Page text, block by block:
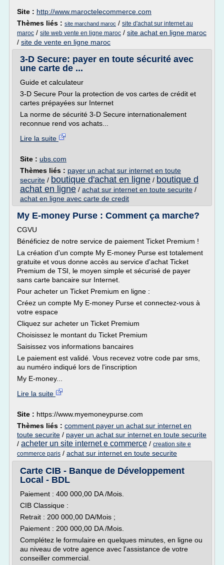
Site : http://www.maroctelecommerce.com
Thèmes liés : site marchand maroc / site d'achat sur internet au
maroc / site web vente en ligne maroc / site achat en ligne maroc
/ site de vente en ligne maroc
3-D Secure: payer en toute sécurité avec
une carte de ...
Guide et calculateur
3-D Secure Pour la protection de vos cartes de crédit et
cartes prépayées sur Internet
La norme de sécurité 3-D Secure internationalement
reconnue rend vos achats...
Lire la suite
Site : ubs.com
Thèmes liés : payer un achat sur internet en toute
securite / boutique d'achat en ligne / boutique d
achat en ligne / achat sur internet en toute securite /
achat en ligne avec carte de credit
My E-money Purse : Comment ça marche?
CGVU
Bénéficiez de notre service de paiement Ticket Premium !
La création d'un compte My E-money Purse est totalement
gratuite et vous donne accès au service d'achat Ticket
Premium de TSI, le moyen simple et sécurisé de payer
sans carte bancaire sur Internet.
Pour acheter un Ticket Premium en ligne :
Créez un compte My E-money Purse et connectez-vous à
votre espace
Cliquez sur acheter un Ticket Premium
Choisissez le montant du Ticket Premium
Saisissez vos informations bancaires
Le paiement est validé. Vous recevez votre code par sms,
au numéro indiqué lors de l'inscription
My E-money...
Lire la suite
Site : https://www.myemoneypurse.com
Thèmes liés : comment payer un achat sur internet en
toute securite / payer un achat sur internet en toute securite
/ acheter un site internet e commerce / creation site e
commerce paris / achat sur internet en toute securite
Carte CIB - Banque de Développement
Local - BDL
Paiement : 400 000,00 DA /Mois.
CIB Classique :
Retrait : 200 000,00 DA/Mois ;
Paiement : 200 000,00 DA /Mois.
Complétez le formulaire en quelques minutes, en ligne ou
au niveau de votre agence avec l'assistance de votre
conseiller commercial.